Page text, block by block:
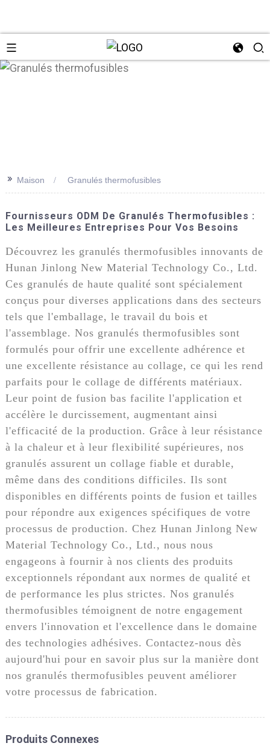
>> Maison Granulés thermofusibles
Fournisseurs ODM De Granulés Thermofusibles :
Les Meilleures Entreprises Pour Vos Besoins
Découvrez les granulés thermofusibles innovants de
Hunan Jinlong New Material Technology Co., Ltd.
Ces granulés de haute qualité sont spécialement
conçus pour diverses applications dans des secteurs
tels que l'emballage, le travail du bois et
l'assemblage. Nos granulés thermofusibles sont
formulés pour offrir une excellente adhérence et
une excellente résistance au collage, ce qui les rend
parfaits pour le collage de différents matériaux.
Leur point de fusion bas facilite l'application et
accélère le durcissement, augmentant ainsi
l'efficacité de la production. Grâce à leur résistance
à la chaleur et à leur flexibilité supérieures, nos
granulés assurent un collage fiable et durable,
même dans des conditions difficiles. Ils sont
disponibles en différents points de fusion et tailles
pour répondre aux exigences spécifiques de votre
processus de production. Chez Hunan Jinlong New
Material Technology Co., Ltd., nous nous
engageons à fournir à nos clients des produits
exceptionnels répondant aux normes de qualité et
de performance les plus strictes. Nos granulés
thermofusibles témoignent de notre engagement
envers l'innovation et l'excellence dans le domaine
des technologies adhésives. Contactez-nous dès
aujourd'hui pour en savoir plus sur la manière dont
nos granulés thermofusibles peuvent améliorer
votre processus de fabrication.
Produits Connexes